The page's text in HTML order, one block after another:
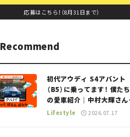
応募はこちら！（8月31日まで）
Recommend
初代アウディ S4アバント
（B5）に乗ってます！ 僕たち
の愛車紹介｜中村大輝さん
——瀬イオナと嶋田智之の
Lifestyle 2026.07.17